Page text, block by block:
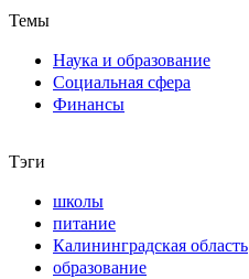
Темы
Наука и образование
Социальная сфера
Финансы
Тэги
школы
питание
Калининградская область
образование